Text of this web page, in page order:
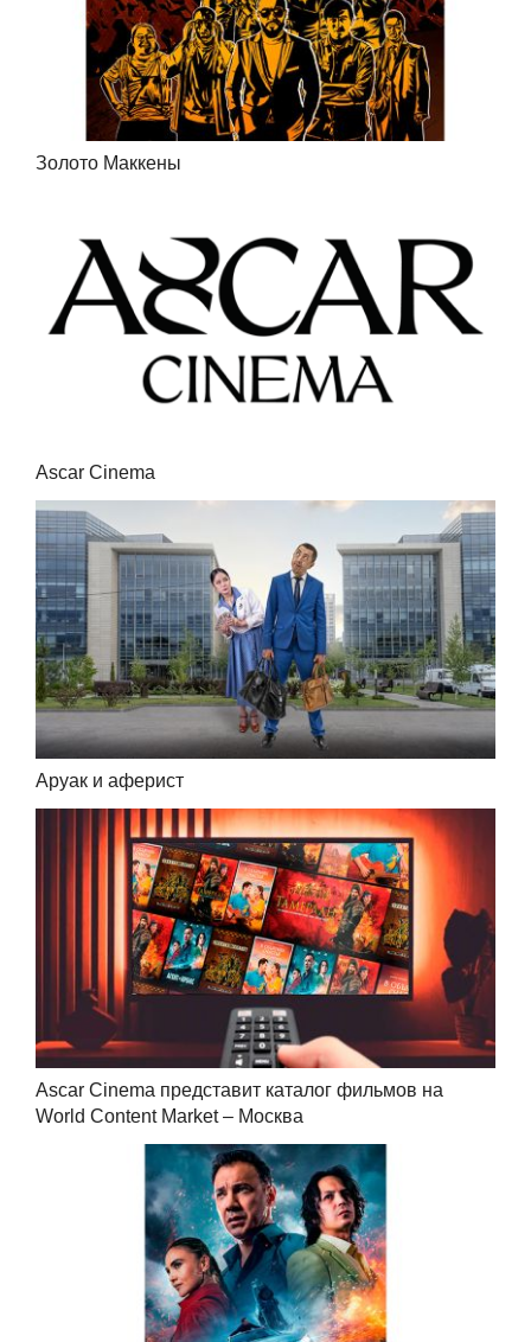
Золото Маккены
Ascar Cinema
Аруак и аферист
Ascar Cinema представит каталог фильмов на
World Content Market – Москва